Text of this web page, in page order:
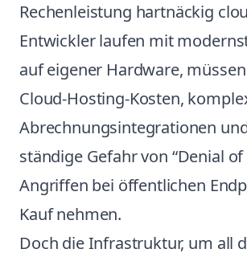
Rechenleistung hartnäckig
Entwickler laufen mit
auf eigener Hardware,
Cloud-Hosting-Kosten,
Abrechnungsintegrationen
ständige Gefahr von “Denial of
Angriffen bei öffentlichen
Kauf nehmen.
Doch die Infrastruktur, um all